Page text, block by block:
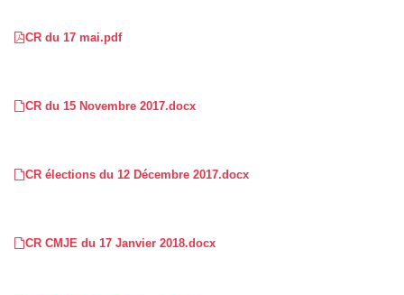
CR du 17 mai.pdf
CR du 15 Novembre 2017.docx
CR élections du 12 Décembre 2017.docx
CR CMJE du 17 Janvier 2018.docx